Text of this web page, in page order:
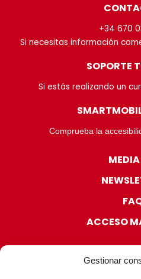
Gestionar
+34 670
Si necesitas información
SOPORTE
Si estás realizando un
Comprueba la
ACCESO